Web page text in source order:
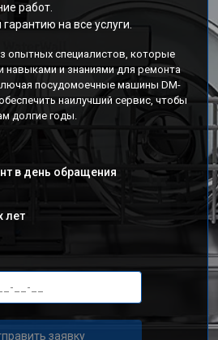
работ.
на все услуги.
опытных специалистов, которые
и знаниями для ремонта
посудомоечные машины DM-
наилучший сервис, чтобы
долгие годы.
в день обращения
лет
заявку